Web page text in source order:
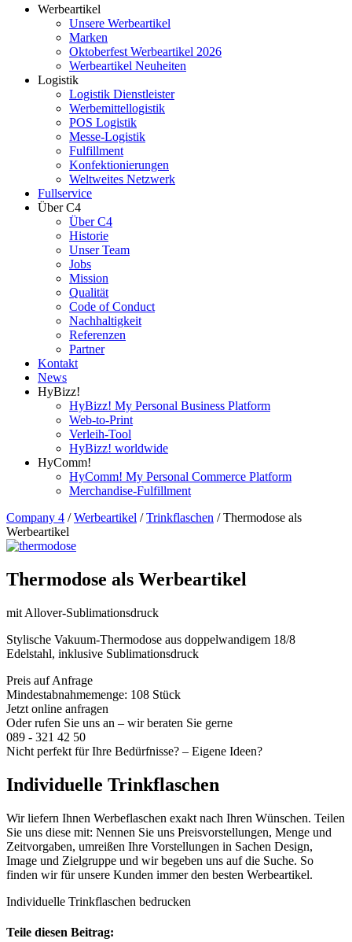
Werbeartikel
Unsere Werbeartikel
Marken
Oktoberfest Werbeartikel 2026
Werbeartikel Neuheiten
Logistik
Logistik Dienstleister
Werbemittellogistik
POS Logistik
Messe-Logistik
Fulfillment
Konfektionierungen
Weltweites Netzwerk
Fullservice
Über C4
Über C4
Historie
Unser Team
Jobs
Mission
Qualität
Code of Conduct
Nachhaltigkeit
Referenzen
Partner
Kontakt
News
HyBizz!
HyBizz! My Personal Business Platform
Web-to-Print
Verleih-Tool
HyBizz! worldwide
HyComm!
HyComm! My Personal Commerce Platform
Merchandise-Fulfillment
Company 4 / Werbeartikel / Trinkflaschen / Thermodose als
Werbeartikel
Thermodose als Werbeartikel
mit Allover-Sublimationsdruck
Stylische Vakuum-Thermodose aus doppelwandigem 18/8
Edelstahl, inklusive Sublimationsdruck
Preis auf Anfrage
Mindestabnahmemenge: 108 Stück
Jetzt online anfragen
Oder rufen Sie uns an – wir beraten Sie gerne
089 - 321 42 50
Nicht perfekt für Ihre Bedürfnisse? – Eigene Ideen?
Individuelle Trinkflaschen
Wir liefern Ihnen Werbeflaschen exakt nach Ihren Wünschen. Teilen
Sie uns diese mit: Nennen Sie uns Preisvorstellungen, Menge und
Zeitvorgaben, umreißen Ihre Vorstellungen in Sachen Design,
Image und Zielgruppe und wir begeben uns auf die Suche. So
finden wir für unsere Kunden immer den besten Werbeartikel.
Individuelle Trinkflaschen bedrucken
Teile diesen Beitrag: